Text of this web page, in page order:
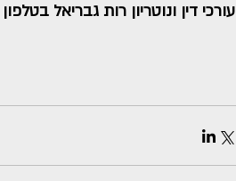
עורכי דין ונוטריון רות גבריאל בטלפון 09-7443260.